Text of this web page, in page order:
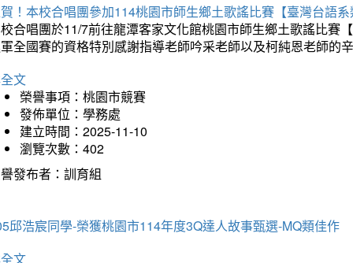
！本校合唱團參加114桃園市師生鄉土歌謠比賽【臺灣台語
合唱團於11/7前往龍潭客家文化館桃園市師生鄉土歌謠比賽
全國賽的資格特別感謝指導老師吟采老師以及柯純恩老師的
文
榮譽事項：桃園市競賽
發佈單位：學務處
建立時間：2025-11-10
瀏覽次數：402
發布者：訓育組
邱浩宸同學-榮獲桃園市114年度3Q達人故事甄選-MQ類佳作
文